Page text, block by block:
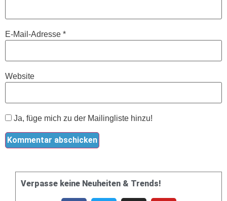
E-Mail-Adresse *
Website
Ja, füge mich zu der Mailingliste hinzu!
Verpasse keine Neuheiten & Trends!